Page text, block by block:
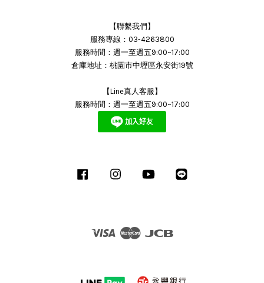
【聯繫我們】
服務專線：03-4263800
服務時間：週一至週五9:00~17:00
倉庫地址：桃園市中壢區永安街19號
【Line真人客服】
服務時間：週一至週五9:00~17:00
Facebook Instagram YouTube
Visa Master